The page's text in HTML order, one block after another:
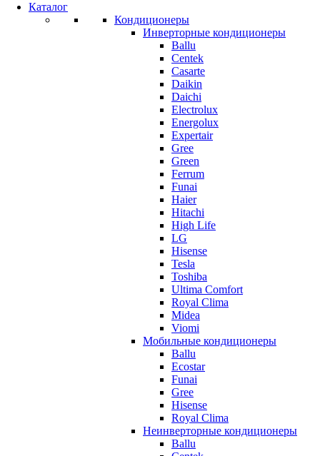
Каталог
Кондиционеры
Инверторные кондиционеры
Ballu
Centek
Casarte
Daikin
Daichi
Electrolux
Energolux
Expertair
Gree
Green
Ferrum
Funai
Haier
Hitachi
High Life
LG
Hisense
Tesla
Toshiba
Ultima Comfort
Royal Clima
Midea
Viomi
Мобильные кондиционеры
Ballu
Ecostar
Funai
Gree
Hisense
Royal Clima
Неинверторные кондиционеры
Ballu